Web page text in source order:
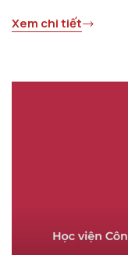
nghệ và đổi
Australia 2026
Xem chi tiết